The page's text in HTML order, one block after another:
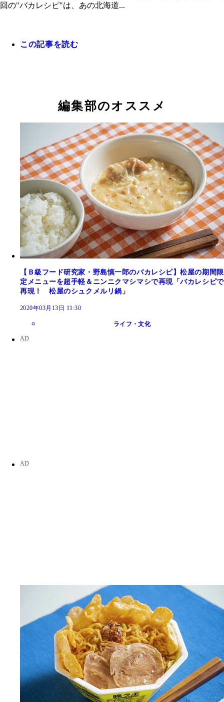
回の"バカレシピ"は、あの北海道...
この記事を読む
編集部のオススメ
【Ｂ級フード研究家・野島慎一郎のバカレシピ】松屋の期間限
定メニューを超手軽＆ニンニクマシマシで再現「バカレシピで
再現！ 松屋のシュクメルリ鍋」
2020年03月13日 11:30
ライフ・文化